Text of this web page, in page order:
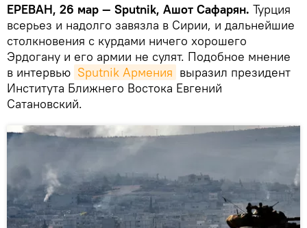
ЕРЕВАН, 26 мар — Sputnik, Ашот Сафарян. Турция
всерьез и надолго завязла в Сирии, и дальнейшие
столкновения с курдами ничего хорошего
Эрдогану и его армии не сулят. Подобное мнение
в интервью Sputnik Армения выразил президент
Института Ближнего Востока Евгений
Сатановский.